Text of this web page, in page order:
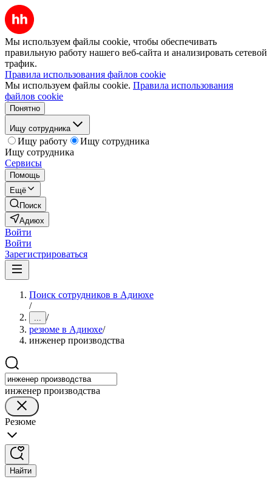
Мы используем файлы cookie, чтобы обеспечивать
правильную работу нашего веб-сайта и анализировать сетевой
трафик.
Правила использования файлов cookie
Мы используем файлы cookie. Правила использования
файлов cookie
Понятно
Ищу сотрудника
Ищу работу
Ищу сотрудника
Ищу сотрудника
Сервисы
Помощь
Ещё
Поиск
Адиюх
Войти
Войти
Зарегистрироваться
Поиск сотрудников в Адиюхе
/
... /
резюме в Адиюхе/
инженер производства
инженер производства
Резюме
Найти